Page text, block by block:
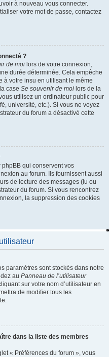
à nouveau vous connecter.
votre mot de passe, contactez
?
de moi lors de votre connexion,
durée déterminée. Cela empêche
à votre insu en utilisant le même
case Se souvenir de moi lors de la
utilisez un ordinateur public pour
université, etc.). Si vous ne voyez
du forum a désactivé cette
qui conservent vos
au forum. Ils fournissent aussi
de lecture des messages (lu ou
du forum. Si vous rencontrez
la suppression des cookies
paramètres sont stockés dans notre
au Panneau de l’utilisateur
sur votre nom d’utilisateur en
de modifier tous les
dans la liste des membres
« Préférences du forum », vous